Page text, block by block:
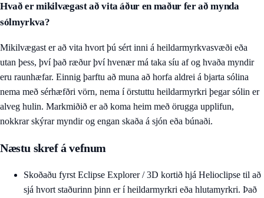
Hvað er mikilvægast að vita áður en maður fer að mynda
sólmyrkva?
Mikilvægast er að vita hvort þú sért inni á heildarmyrkvasvæði eða
utan þess, því það ræður því hvenær má taka síu af og hvaða myndir
eru raunhæfar. Einnig þarftu að muna að horfa aldrei á bjarta sólina
nema með sérhæfðri vörn, nema í örstuttu heildarmyrkri þegar sólin er
alveg hulin. Markmiðið er að koma heim með örugga upplifun,
nokkrar skýrar myndir og engan skaða á sjón eða búnaði.
Næstu skref á vefnum
Skoðaðu fyrst Eclipse Explorer / 3D kortið hjá Helioclipse til að
sjá hvort staðurinn þinn er í heildarmyrkri eða hlutamyrkri. Það